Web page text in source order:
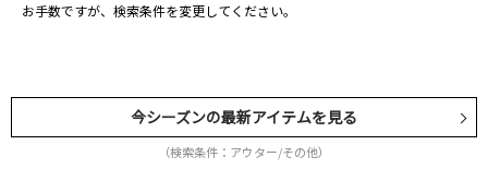
お手数ですが、検索条件を変更してください。
今シーズンの最新アイテムを見る
（検索条件：アウター/その他）